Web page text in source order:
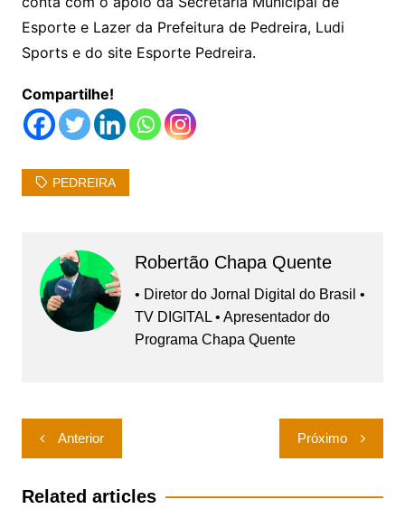
Esporte e Lazer da Prefeitura de Pedreira, Ludi
Sports e do site Esporte Pedreira.
Compartilhe!
PEDREIRA
Robertão Chapa Quente
• Diretor do Jornal Digital do Brasil •
TV DIGITAL • Apresentador do
Programa Chapa Quente
Navegação
de
Post
Anterior Próximo
Related articles